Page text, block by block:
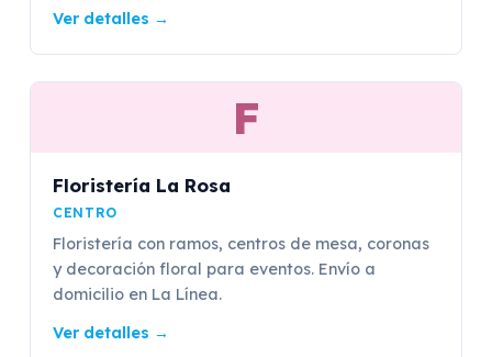
Ver detalles →
F
Floristería La Rosa
CENTRO
Floristería con ramos, centros de mesa, coronas
y decoración floral para eventos. Envío a
domicilio en La Línea.
Ver detalles →